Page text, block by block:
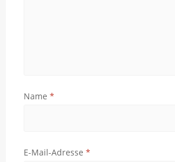
Name *
E-Mail-Adresse *